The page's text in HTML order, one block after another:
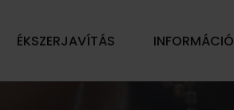
ÉKSZERJAVÍTÁS INFORMÁCIÓ